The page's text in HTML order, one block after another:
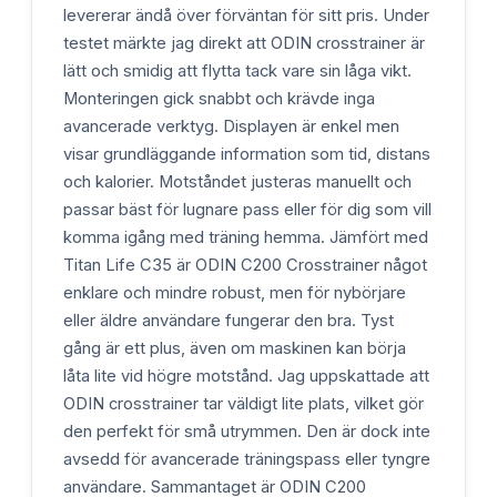
levererar ändå över förväntan för sitt pris. Under
testet märkte jag direkt att ODIN crosstrainer är
lätt och smidig att flytta tack vare sin låga vikt.
Monteringen gick snabbt och krävde inga
avancerade verktyg. Displayen är enkel men
visar grundläggande information som tid, distans
och kalorier. Motståndet justeras manuellt och
passar bäst för lugnare pass eller för dig som vill
komma igång med träning hemma. Jämfört med
Titan Life C35 är ODIN C200 Crosstrainer något
enklare och mindre robust, men för nybörjare
eller äldre användare fungerar den bra. Tyst
gång är ett plus, även om maskinen kan börja
låta lite vid högre motstånd. Jag uppskattade att
ODIN crosstrainer tar väldigt lite plats, vilket gör
den perfekt för små utrymmen. Den är dock inte
avsedd för avancerade träningspass eller tyngre
användare. Sammantaget är ODIN C200